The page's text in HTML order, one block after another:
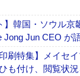
】韓国・ソウル
Jong Jun CEO が
印刷特集】メイ
も付け、閲覧状